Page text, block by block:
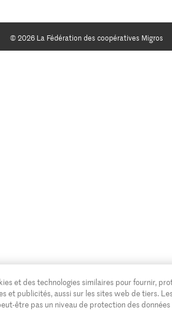
© 2026 La Fédération des coopératives Migros
et des technologies similaires pour fournir,
et publicités, aussi sur les sites web de tiers.
être pas un niveau de protection des